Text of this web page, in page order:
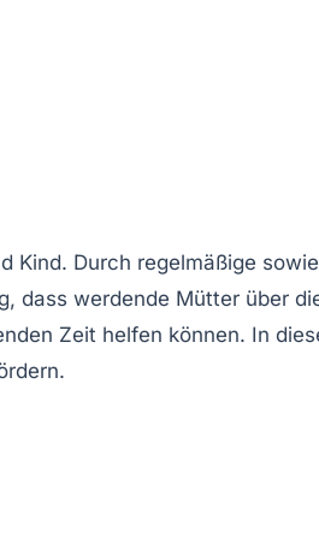
Kind. Durch regelmäßige
dass werdende Mütter über
Zeit helfen können. In